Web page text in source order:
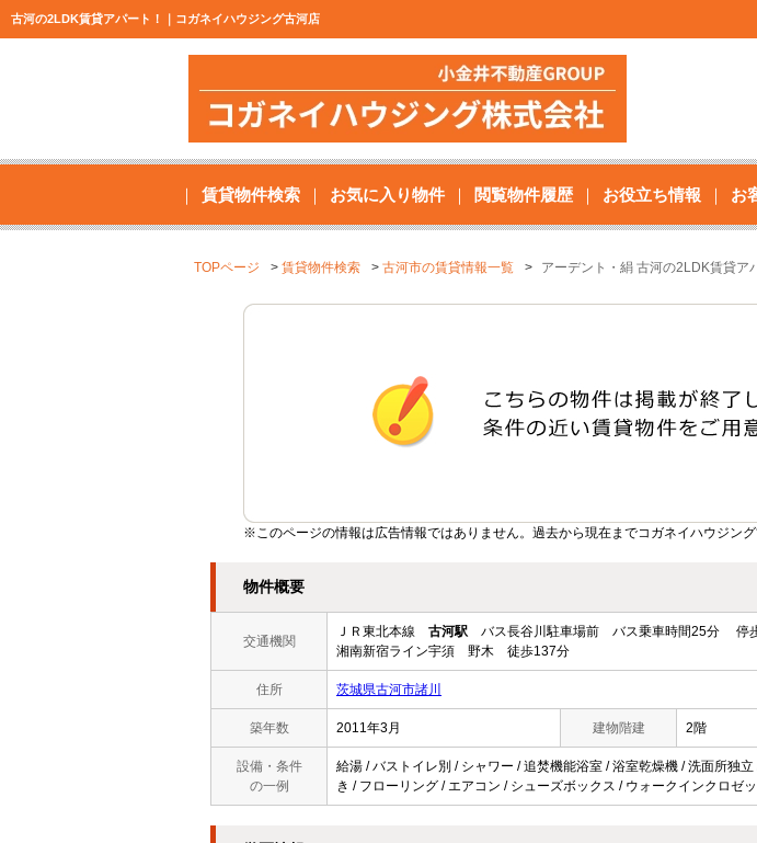
古河の2LDK賃貸アパート！｜コガネイハウジング古河店
賃貸物件検索 お気に入り物件 閲覧物件履歴 お役立ち情報 お
TOPページ 賃貸物件検索 古河市の賃貸情報一覧 アーデント・絹 古河の2LDK賃貸ア
※このページの情報は広告情報ではありません。過去から現在までコガネイハウジン
物件概要
交通機関
ＪＲ東北本線 古河駅 バス長谷川駐車場前 バス乗車時間25分 停
湘南新宿ライン宇須 野木 徒歩137分
住所 茨城県古河市諸川
築年数 2011年3月 建物階建 2階
設備・条件
の一例
給湯 / バストイレ別 / シャワー / 追焚機能浴室 / 浴室乾燥機 / 洗面所独
き / フローリング / エアコン / シューズボックス / ウォークインクロ